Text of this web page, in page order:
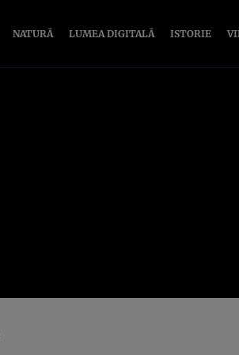
NATURĂ LUMEA DIGITALĂ ISTORIE